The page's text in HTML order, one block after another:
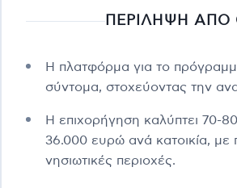
ΠΕΡΙΛΗΨΗ ΑΠΟ
Η πλατφόρμα για το
σύντομα, στοχεύοντας την
Η επιχορήγηση καλύπτει 70-
36.000 ευρώ ανά κατοικία, με
νησιωτικές περιοχές.